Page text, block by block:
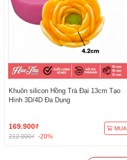
Khuôn silicon Hồng Trà Đại 13cm Tạo
Hình 3D/4D Đa Dụng
169.900₫
212.000₫ -20%
MUA